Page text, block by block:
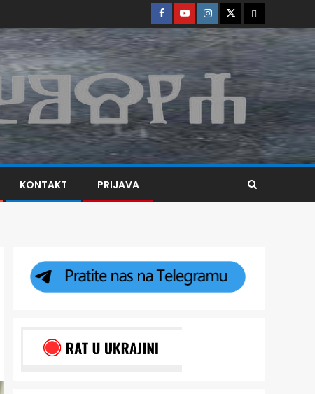
KONTAKT PRIJAVA